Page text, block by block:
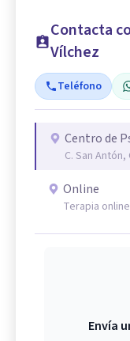
Contacta
Vílchez
Teléfono
Centro de
C. San Antón,
Online
Terapia online
Envía